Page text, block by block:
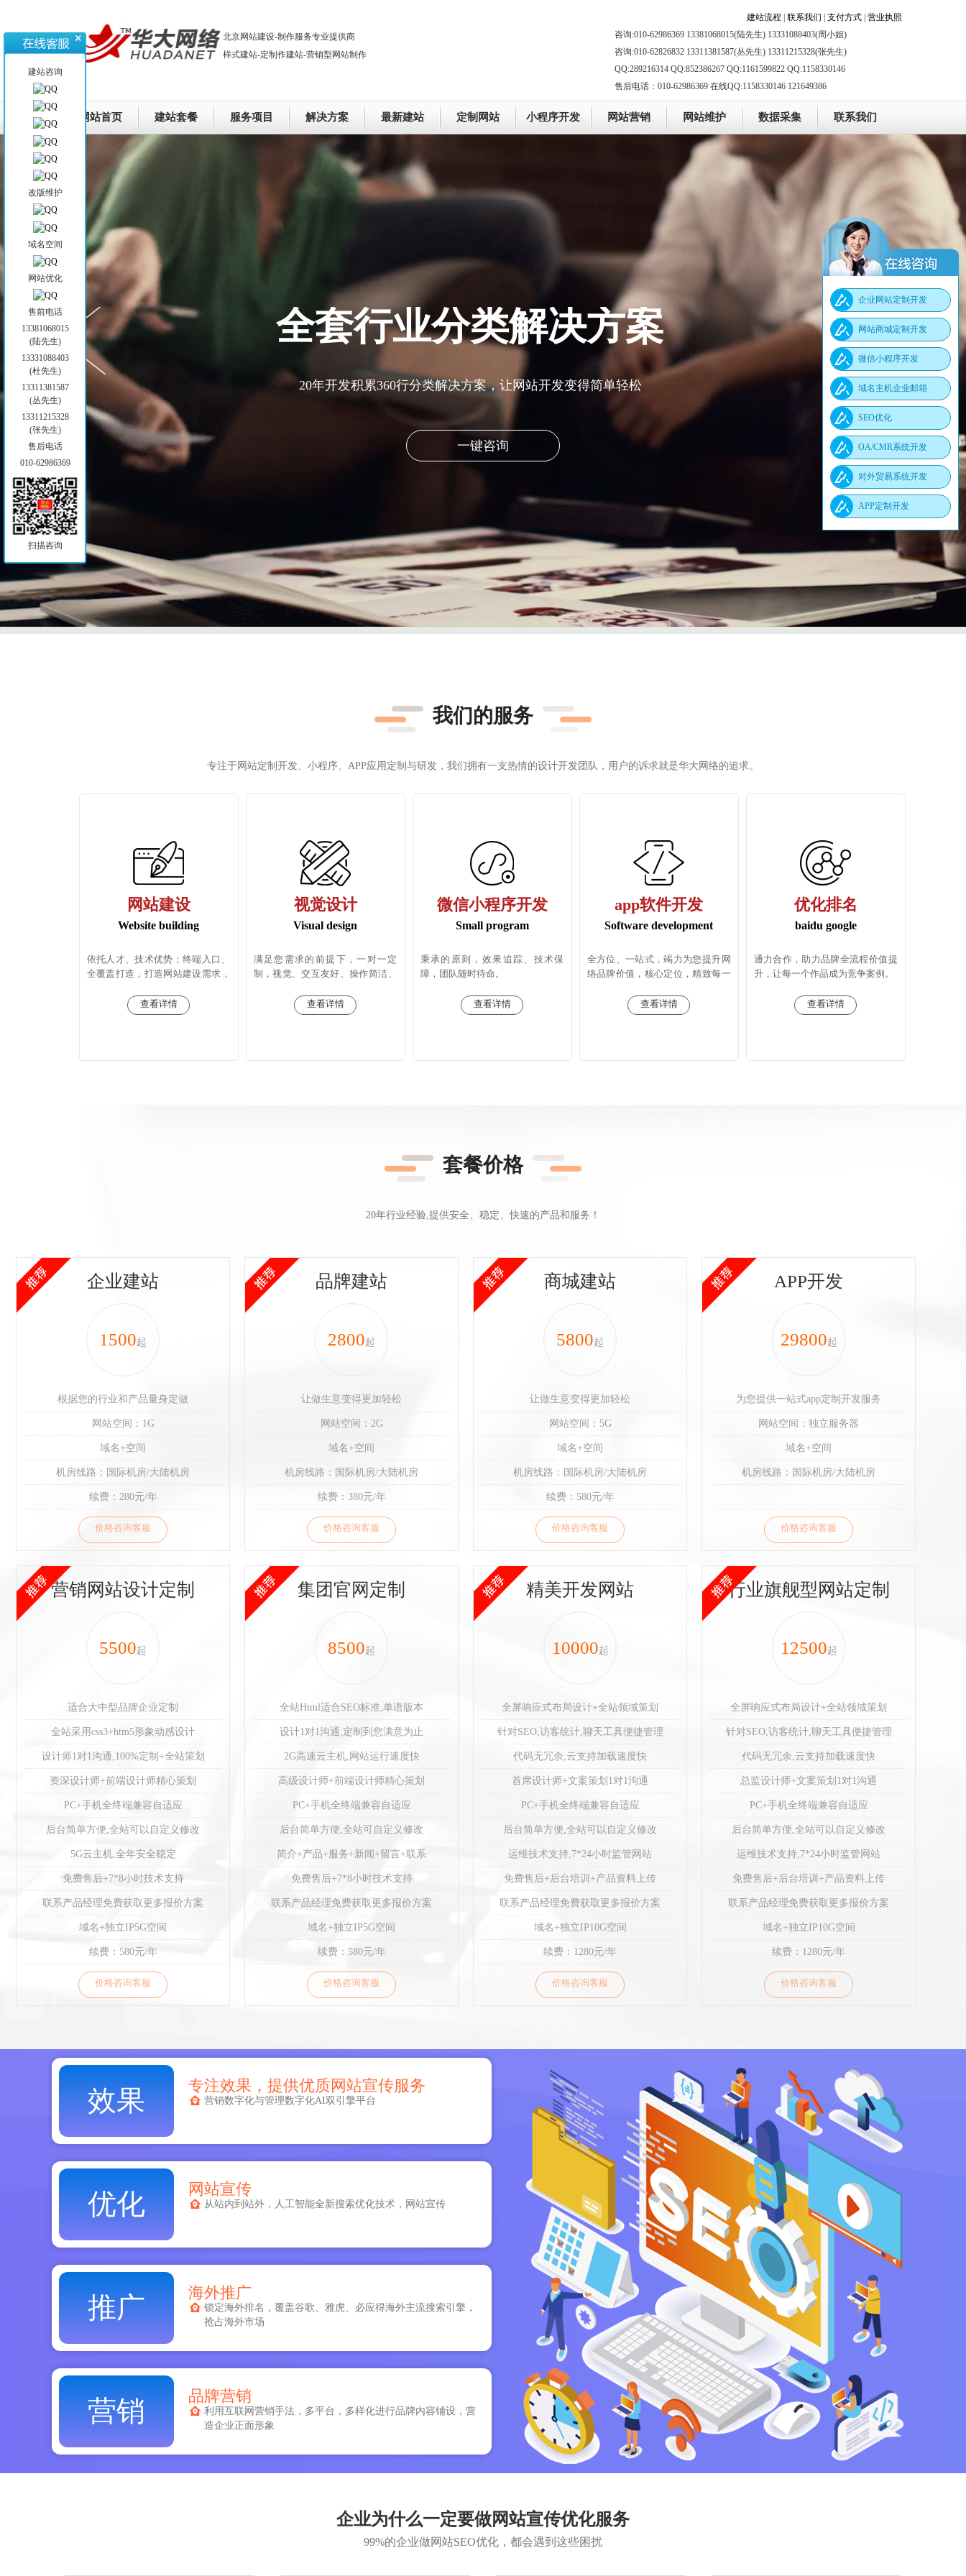
北京网站建设-制作服务专业提供商
样式建站-定制作建站-营销型网站制作
建站流程 联系我们 支付方式| 营业执照
咨询:010-62986369 13381068015(陆先生) 13331088403(周小姐)
咨询:010-62826832 13311381587(丛先生) 13311215328(张先生)
QQ:289216314 QQ:852386267 QQ:1161599822 QQ:1158330146
售后电话：010-62986369 在线QQ:1158330146 121649386
网站首页 建站套餐 服务项目 解决方案 最新建站 定制网站 小程序开发 网站营销 网站维护 数据采集 联系我们
核心定位、定制、一对一量身打造
寻找独特视角助推每一个商业智慧
一键咨询
我们的服务
专注于网站定制开发、小程序、APP应用定制与研发，我们拥有一支热情的设计开发团队，用户的诉求就是华大网络的追求。
网站建设
Website building
依托人才、技术优势；终端入口、
全覆盖打造，打造网站建设需求，
查看详情
视觉设计
Visual design
满足您需求的前提下，一对一定
制，视觉、交互友好、操作简洁、
查看详情
微信小程序开发
Small program
秉承的原则，效果追踪、技术保
障，团队随时待命。
查看详情
app软件开发
Software development
全方位、一站式，竭力为您提升网
络品牌价值，核心定位，精致每一
查看详情
优化排名
baidu google
通力合作，助力品牌全流程价值提
升，让每一个作品成为竞争案例。
查看详情
套餐价格
20年行业经验,提供安全、稳定、快速的产品和服务！
企业建站
1500起
根据您的行业和产品量身定做
网站空间：1G
域名+空间
机房线路：国际机房/大陆机房
续费：280元/年
价格咨询客服
品牌建站
2800起
让做生意变得更加轻松
网站空间：2G
域名+空间
机房线路：国际机房/大陆机房
续费：380元/年
价格咨询客服
商城建站
5800起
让做生意变得更加轻松
网站空间：5G
域名+空间
机房线路：国际机房/大陆机房
续费：580元/年
价格咨询客服
APP开发
29800起
为您提供一站式app定制开发服务
网站空间：独立服务器
域名+空间
机房线路：国际机房/大陆机房
价格咨询客服
营销网站设计定制
5500起
适合大中型品牌企业定制
全站采用css3+htm5形象动感设计
设计师1对1沟通,100%定制+全站策划
资深设计师+前端设计师精心策划
PC+手机全终端兼容自适应
后台简单方便,全站可以自定义修改
5G云主机,全年安全稳定
免费售后+7*8小时技术支持
联系产品经理免费获取更多报价方案
域名+独立IP5G空间
续费：580元/年
价格咨询客服
集团官网定制
8500起
全站Html适合SEO标准,单语版本
设计1对1沟通,定制到您满意为止
2G高速云主机,网站运行速度快
高级设计师+前端设计师精心策划
PC+手机全终端兼容自适应
后台简单方便,全站可自定义修改
简介+产品+服务+新闻+留言+联系
免费售后+7*8小时技术支持
联系产品经理免费获取更多报价方案
域名+独立IP5G空间
续费：580元/年
价格咨询客服
精美开发网站
10000起
全屏响应式布局设计+全站领域策划
针对SEO,访客统计,聊天工具便捷管理
代码无冗余,云支持加载速度快
首席设计师+文案策划1对1沟通
PC+手机全终端兼容自适应
后台简单方便,全站可以自定义修改
运维技术支持,7*24小时监管网站
免费售后+后台培训+产品资料上传
联系产品经理免费获取更多报价方案
域名+独立IP10G空间
续费：1280元/年
价格咨询客服
行业旗舰型网站定制
12500起
全屏响应式布局设计+全站领域策划
针对SEO,访客统计,聊天工具便捷管理
代码无冗余,云支持加载速度快
总监设计师+文案策划1对1沟通
PC+手机全终端兼容自适应
后台简单方便,全站可以自定义修改
运维技术支持,7*24小时监管网站
免费售后+后台培训+产品资料上传
联系产品经理免费获取更多报价方案
域名+独立IP10G空间
续费：1280元/年
价格咨询客服
效果 专注效果，提供优质网站宣传服务
营销数字化与管理数字化AI双引擎平台
优化 网站宣传
从站内到站外，人工智能全新搜索优化技术，网站宣传
推广 海外推广
锁定海外排名，覆盖谷歌、雅虎、必应得海外主流搜索引擎，
抢占海外市场
营销 品牌营销
利用互联网营销手法，多平台，多样化进行品牌内容铺设，营
造企业正面形象
企业为什么一定要做网站宣传优化服务
99%的企业做网站SEO优化，都会遇到这些困扰
建站咨询
改版维护
域名空间
网站优化
售前电话
13381068015
(陆先生)
13331088403
(杜先生)
13311381587
(丛先生)
13311215328
(张先生)
售后电话
010-62986369
扫描咨询
企业网站定制开发
网站商城定制开发
微信小程序开发
域名主机企业邮箱
SEO优化
OA/CMR系统开发
对外贸易系统开发
APP定制开发